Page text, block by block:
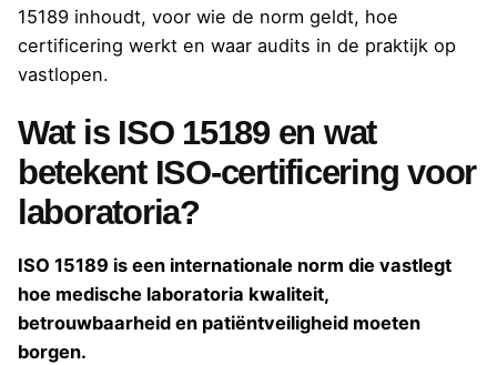
15189 inhoudt, voor wie de norm geldt, hoe
certificering werkt en waar audits in de praktijk op
vastlopen.
Wat is ISO 15189 en wat
betekent ISO-certificering voor
laboratoria?
ISO 15189 is een internationale norm die vastlegt
hoe medische laboratoria kwaliteit,
betrouwbaarheid en patiëntveiligheid moeten
borgen.